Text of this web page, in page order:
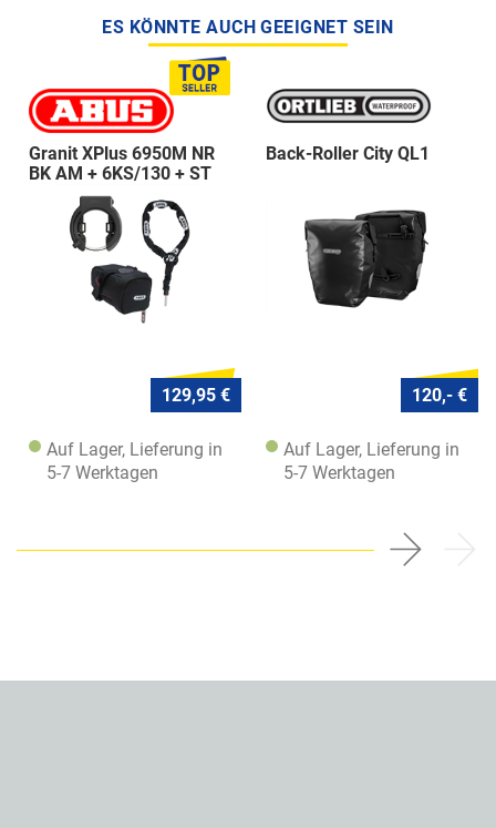
ES KÖNNTE AUCH GEEIGNET SEIN
Granit XPlus 6950M NR
BK AM + 6KS/130 + ST
129,95 €
Auf Lager, Lieferung in
5-7 Werktagen
Back-Roller City QL1
120,- €
Auf Lager, Lieferung in
5-7 Werktagen